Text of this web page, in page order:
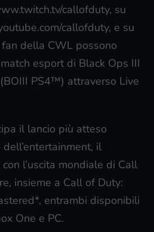
callofduty, su
callofduty, e su
della CWL possono
esport di Black Ops III
PS4™) attraverso Live
il lancio più atteso
il
l’uscita mondiale di Call
insieme a Call of Duty:
entrambi disponibili
One e PC.